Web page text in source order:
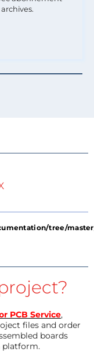
tree/
PCB Service,
files and order
boards
platform.